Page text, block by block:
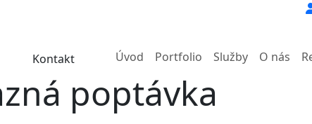
Úvod Portfolio Služby O nás
Kontakt
poptávka